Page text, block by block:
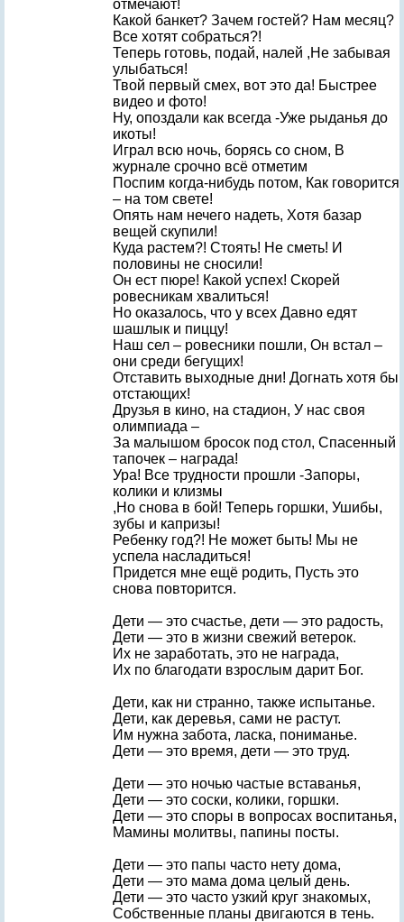
отмечают!
Какой банкет? Зачем гостей? Нам месяц?
Все хотят собраться?!
Теперь готовь, подай, налей ,Не забывая
улыбаться!
Твой первый смех, вот это да! Быстрее
видео и фото!
Ну, опоздали как всегда -Уже рыданья до
икоты!
Играл всю ночь, борясь со сном, В
журнале срочно всё отметим
Поспим когда-нибудь потом, Как говорится
– на том свете!
Опять нам нечего надеть, Хотя базар
вещей скупили!
Куда растем?! Стоять! Не сметь! И
половины не сносили!
Он ест пюре! Какой успех! Скорей
ровесникам хвалиться!
Но оказалось, что у всех Давно едят
шашлык и пиццу!
Наш сел – ровесники пошли, Он встал –
они среди бегущих!
Отставить выходные дни! Догнать хотя бы
отстающих!
Друзья в кино, на стадион, У нас своя
олимпиада –
За малышом бросок под стол, Спасенный
тапочек – награда!
Ура! Все трудности прошли -Запоры,
колики и клизмы
,Но снова в бой! Теперь горшки, Ушибы,
зубы и капризы!
Ребенку год?! Не может быть! Мы не
успела насладиться!
Придется мне ещё родить, Пусть это
снова повторится.
Дети — это счастье, дети — это радость,
Дети — это в жизни свежий ветерок.
Их не заработать, это не награда,
Их по благодати взрослым дарит Бог.
Дети, как ни странно, также испытанье.
Дети, как деревья, сами не растут.
Им нужна забота, ласка, пониманье.
Дети — это время, дети — это труд.
Дети — это ночью частые вставанья,
Дети — это соски, колики, горшки.
Дети — это споры в вопросах воспитанья,
Мамины молитвы, папины посты.
Дети — это папы часто нету дома,
Дети — это мама дома целый день.
Дети — это часто узкий круг знакомых,
Собственные планы двигаются в тень.